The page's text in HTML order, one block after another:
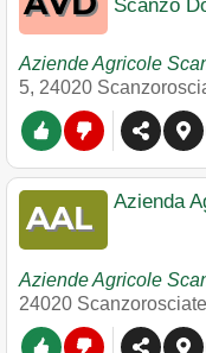
Scanzo
Aziende Agricole
5, 24020
Azienda
Aziende Agricole
24020 Scanzorosciate